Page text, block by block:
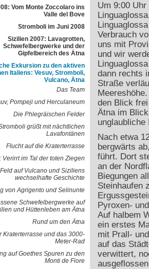
Vom Monte Zoccolaro ins
Valle del Bove
Stromboli im Juni 2008
Sizilien 2007: Lavagrotten,
Schwefelbergwerke und der
Gipfelbereich des Ätna
Exkursion zu den aktiven
Italiens: Vesuv, Stromboli,
Vulcano, Ätna
Das Team
Pompeji und Herculaneum
Die Phlegräischen Felder
grüßt mit nächtlichen
Lavafontänen
Flucht auf die Kraterterrasse
Verirrt im Tal der toten Ziegen
auf Vulcano und Siziliens
wechselhafte Geschichte
von Agrigento und Selinunte
Schwefelbergwerke auf
und Hüttenleben am Ätna
Rund um den Ätna
Kraterterrasse und das 3000-
Meter-Rad
auf Goethes Spuren zu den
Monti de Fiore
Um 9:00
Verbrauch
uns mit
und wir
dann rechts
Straße
den Blick
Ätna im
unglaubliche
Nach etwa
bergwärts
führt. Dort
an der
Biegungen
Steinhaufen
Pyroxen-
Auf halbem
ein erstes
mit Prall-
auf das
verwittert,